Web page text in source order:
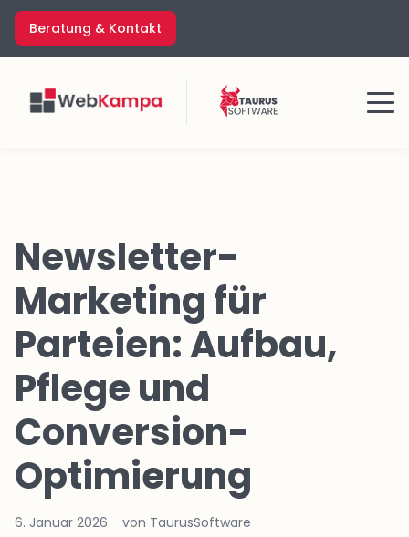
Zum
Inhalt
springen
Beratung & Kontakt
Menü
Newsletter-
Marketing für
Parteien: Aufbau,
Pflege und
Conversion-
Optimierung
6. Januar 2026 von TaurusSoftware